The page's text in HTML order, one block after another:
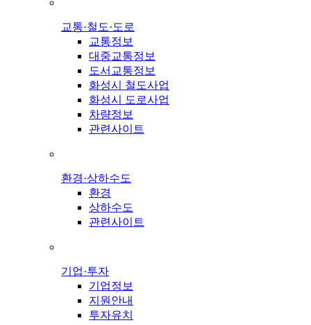
교통·철도·도로
교통정보
대중교통정보
도서교통정보
화성시 철도사업
화성시 도로사업
차량정보
관련사이트
환경·상하수도
환경
상하수도
관련사이트
기업·투자
기업정보
지원안내
투자유치